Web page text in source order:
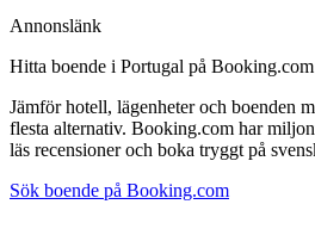
Annonslänk
Hitta boende i Portugal på Booking.com
Jämför hotell, lägenheter och boenden
flesta alternativ. Booking.com har
läs recensioner och boka tryggt på
Sök boende på Booking.com